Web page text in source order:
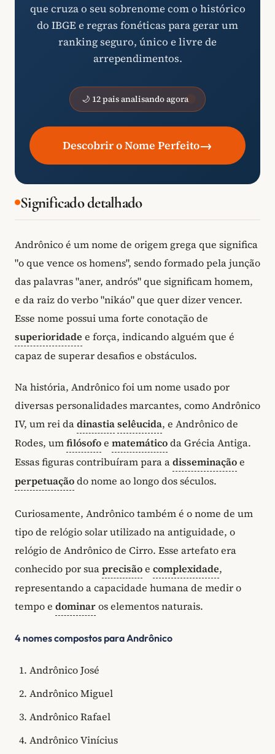
que cruza o seu sobrenome com o histórico
do IBGE e regras fonéticas para gerar um
ranking seguro, único e livre de
arrependimentos.
🌙 12 pais analisando agora
Descobrir o Nome Perfeito→
Significado detalhado
Andrônico é um nome de origem grega que significa
"o que vence os homens", sendo formado pela junção
das palavras "aner, andrós" que significam homem,
e da raiz do verbo "nikáo" que quer dizer vencer.
Esse nome possui uma forte conotação de
superioridade e força, indicando alguém que é
capaz de superar desafios e obstáculos.
Na história, Andrônico foi um nome usado por
diversas personalidades marcantes, como Andrônico
IV, um rei dadinastiaselêucida, e Andrônico de
Rodes, umfilósofoe matemáticoda Grécia Antiga.
Essas figuras contribuíram para adisseminaçãoe
perpetuaçãodo nome ao longo dos séculos.
Curiosamente, Andrônico também é o nome de um
tipo de relógio solar utilizado na antiguidade, o
relógio de Andrônico de Cirro. Esse artefato era
conhecido por suaprecisãoe complexidade,
representando a capacidade humana de medir o
tempo e dominaros elementos naturais.
4 nomes compostos para Andrônico
Andrônico José
Andrônico Miguel
Andrônico Rafael
Andrônico Vinícius